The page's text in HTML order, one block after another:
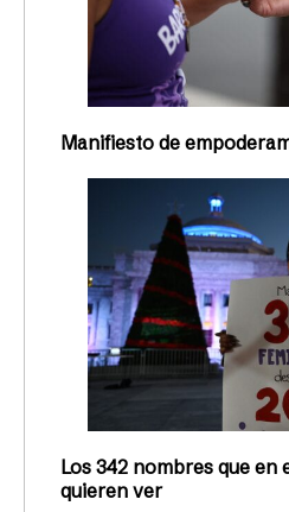
Manifiesto de
Los 342 nombres que en
quieren ver